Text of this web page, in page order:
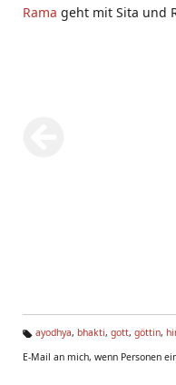
Rama geht mit Sita und
g
ayodhya, bhakti, gott, göttin,
E-Mail an mich, wenn Personen